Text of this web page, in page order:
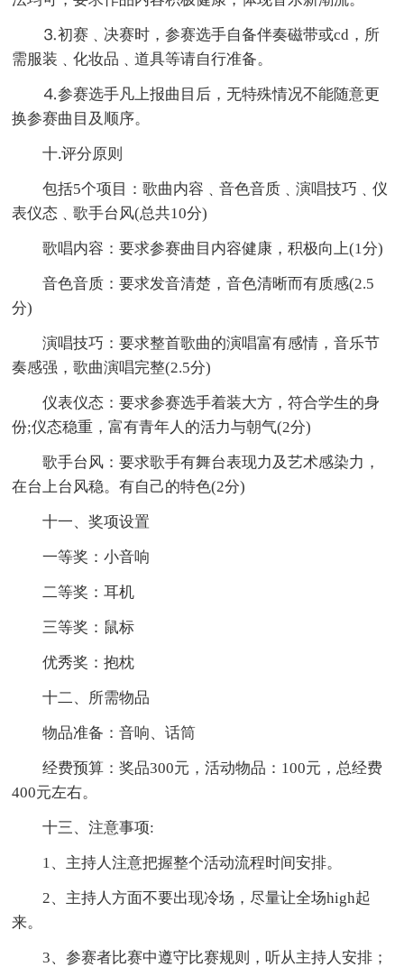
⒊初赛﹑决赛时，参赛选手自备伴奏磁带或cd，所
需服装﹑化妆品﹑道具等请自行准备。
⒋参赛选手凡上报曲目后，无特殊情况不能随意更
换参赛曲目及顺序。
十.评分原则
包括5个项目：歌曲内容﹑音色音质﹑演唱技巧﹑仪
表仪态﹑歌手台风(总共10分)
歌唱内容：要求参赛曲目内容健康，积极向上(1分)
音色音质：要求发音清楚，音色清晰而有质感(2.5
分)
演唱技巧：要求整首歌曲的演唱富有感情，音乐节
奏感强，歌曲演唱完整(2.5分)
仪表仪态：要求参赛选手着装大方，符合学生的身
份;仪态稳重，富有青年人的活力与朝气(2分)
歌手台风：要求歌手有舞台表现力及艺术感染力，
在台上台风稳。有自己的特色(2分)
十一、奖项设置
一等奖：小音响
二等奖：耳机
三等奖：鼠标
优秀奖：抱枕
十二、所需物品
物品准备：音响、话筒
经费预算：奖品300元，活动物品：100元，总经费
400元左右。
十三、注意事项:
1、主持人注意把握整个活动流程时间安排。
2、主持人方面不要出现冷场，尽量让全场high起
来。
3、参赛者比赛中遵守比赛规则，听从主持人安排；